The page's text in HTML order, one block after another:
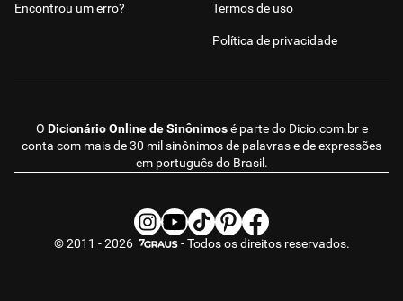
O Dicionário Online de Sinônimosé parte do Dicio.com.bre
conta com mais de 30 mil sinônimos de palavras e de expressões
em português do Brasil.
Encontrou um erro? Termos de uso
Política de privacidade
© 2011 - 2026 - Todos os direitos reservados.